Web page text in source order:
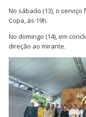
No sábado (13), o
Copa, às 19h.
No domingo (14), em
direção ao mirante.